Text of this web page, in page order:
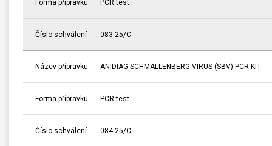
Forma přípravku PCR test
Číslo schválení 083-25/C
Název přípravku ANIDIAG SCHMALLENBERG VIRUS (SBV) PCR KIT
Forma přípravku PCR test
Číslo schválení 084-25/C